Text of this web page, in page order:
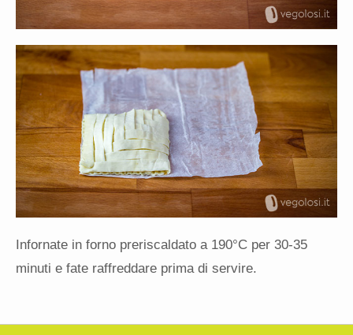
Infornate in forno preriscaldato a 190°C per 30-35
minuti e fate raffreddare prima di servire.